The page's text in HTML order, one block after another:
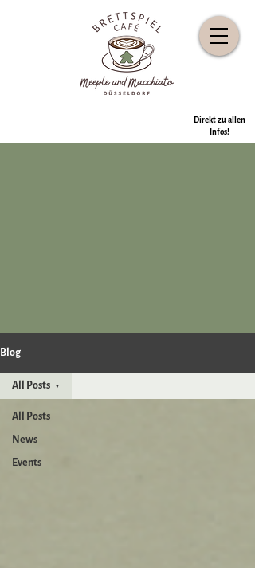
Direkt zu allen
Infos!
Blog
All Posts
News
Events
All Posts